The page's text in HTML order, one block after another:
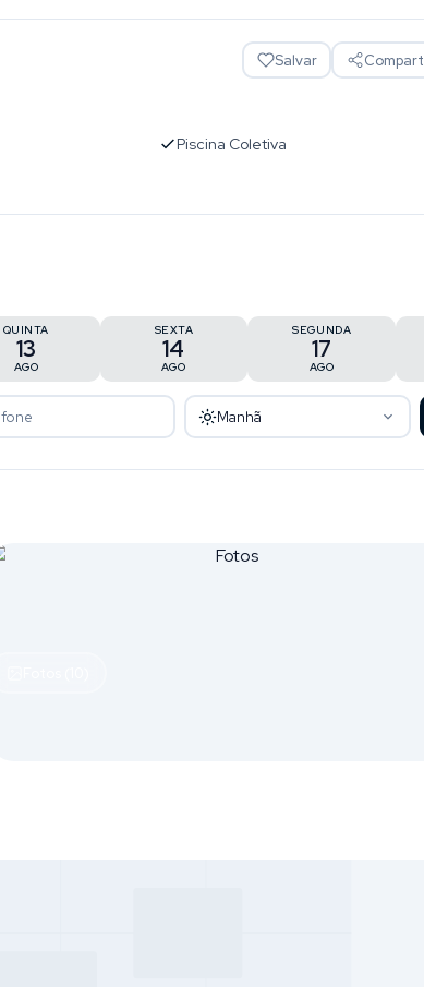
Salvar
Piscina Coletiva
QUINTA
13
AGO
SEXTA
14
AGO
SEGUNDA
17
AGO
Manhã